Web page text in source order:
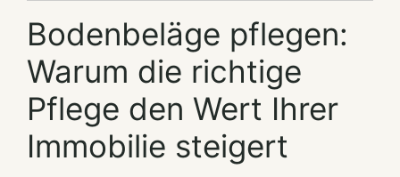
Bodenbeläge pflegen:
Warum die richtige
Pflege den Wert Ihrer
Immobilie steigert